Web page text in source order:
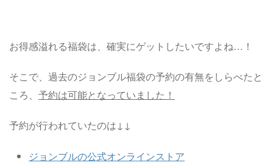
お得感溢れる福袋は、確実にゲットしたいですよね…！
そこで、過去のジョンブル福袋の予約の有無をしらべたと
ころ、 予約は可能となっていました！
予約が行われていたのは↓↓
ジョンブルの公式オンラインストア